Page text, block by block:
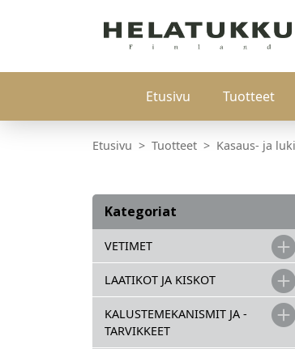
Etusivu Tuotteet
Etusivu Tuotteet Kasaus- ja
Kategoriat
VETIMET
LAATIKOT JA KISKOT
KALUSTEMEKANISMIT JA -
TARVIKKEET